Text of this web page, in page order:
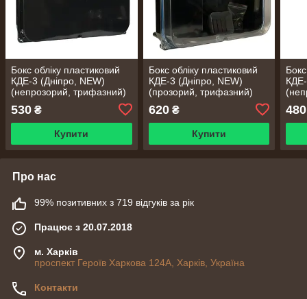
Бокс обліку пластиковий
КДЕ-3 (Дніпро, NEW)
(непрозорий, трифазний)
530 ₴
Купити
Бокс обліку пластиковий
КДЕ-3 (Дніпро, NEW)
(прозорий, трифазний)
620₴
Купити
480
Про нас
99% позитивних з 719 відгуків за рік
Працює з 20.07.2018
м. Харків
проспект Героїв Харкова 124А, Харків, Україна
Контакти